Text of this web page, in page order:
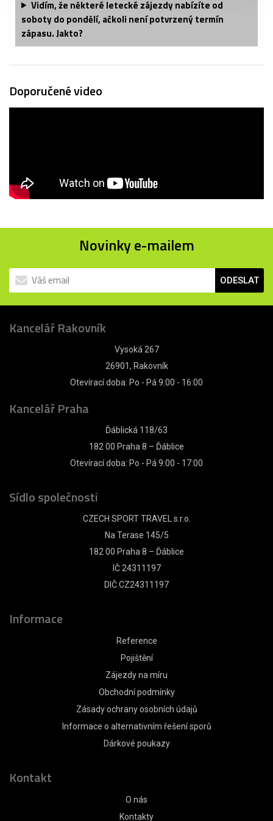
Vidím, že některé letecké zájezdy nabízíte od
soboty do pondělí, ačkoli není potvrzený termín
zápasu. Jakto?
Doporučené video
Novinky e-mailem
ODESLAT
Kancelář Rakovník
Vysoká 267
26901, Rakovník
Otevírací doba: Po - Pá 9:00 - 16:00
Kancelář Praha
Ďáblická 118/63
182 00 Praha 8 – Ďáblice
Otevírací doba: Po - Pá 9:00 - 17:00
Sídlo společnosti
CZECH SPORT TRAVEL s.r.o.
Na Terase 145/5
182 00 Praha 8 – Ďáblice
IČ 24311197
DIČ CZ24311197
Informace
Reference
Pojištění
Zájezdy na míru
Obchodní podmínky
Zásady ochrany osobních údajů
Informace o alternativním řešení sporů
Dárkové poukazy
Kontakt
O nás
Kontakty